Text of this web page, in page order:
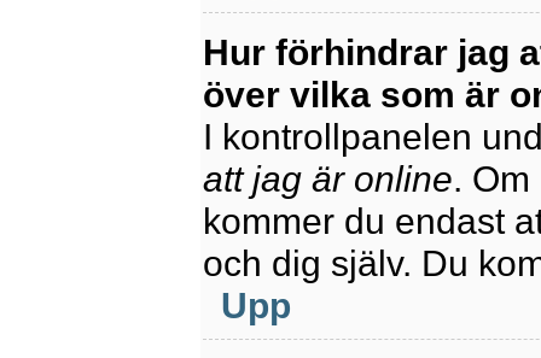
Hur förhindrar jag
över vilka som är
I kontrollpanelen
att jag är online.
kommer du endast
och dig själv. Du
Upp